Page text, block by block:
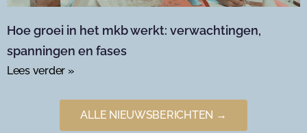
Hoe groei in het mkb werkt: verwachtingen,
spanningen en fases
Lees verder »
ALLE NIEUWSBERICHTEN →